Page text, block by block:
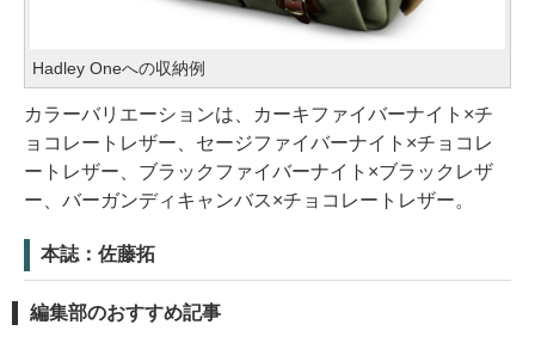
Hadley Oneへの収納例
カラーバリエーションは、カーキファイバーナイト×チ
ョコレートレザー、セージファイバーナイト×チョコレ
ートレザー、ブラックファイバーナイト×ブラックレザ
ー、バーガンディキャンバス×チョコレートレザー。
本誌：佐藤拓
編集部のおすすめ記事